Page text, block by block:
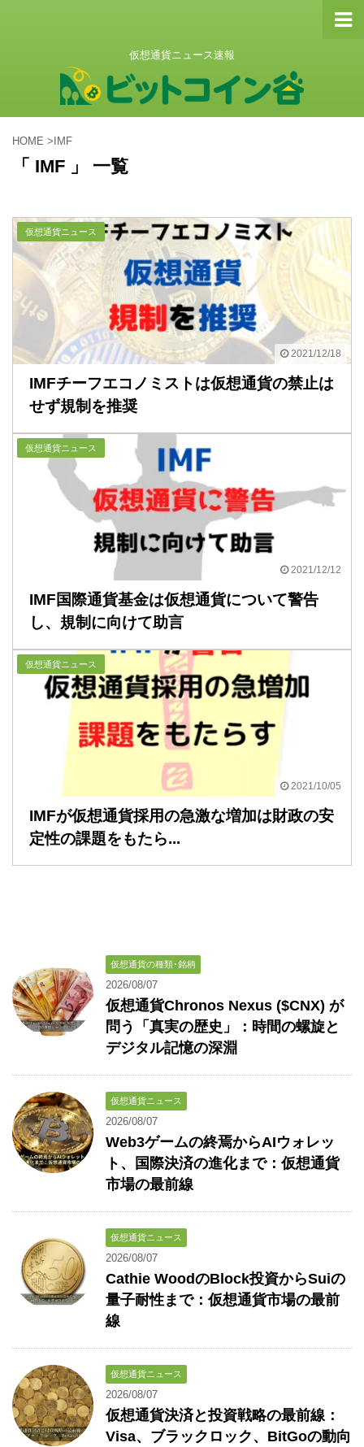
仮想通貨ニュース速報
HOME > IMF
「 IMF 」 一覧
2021/12/18
仮想通貨ニュース
IMFチーフエコノミストは仮想通貨の禁止は
せず規制を推奨
2021/12/12
仮想通貨ニュース
IMF国際通貨基金は仮想通貨について警告
し、規制に向けて助言
2021/10/05
仮想通貨ニュース
IMFが仮想通貨採用の急激な増加は財政の安
定性の課題をもたら...
仮想通貨の種類･銘柄
2026/08/07
仮想通貨Chronos Nexus ($CNX) が
問う「真実の歴史」：時間の螺旋と
デジタル記憶の深淵
仮想通貨ニュース
2026/08/07
Web3ゲームの終焉からAIウォレッ
ト、国際決済の進化まで：仮想通貨
市場の最前線
仮想通貨ニュース
2026/08/07
Cathie WoodのBlock投資からSuiの
量子耐性まで：仮想通貨市場の最前
線
仮想通貨ニュース
2026/08/07
仮想通貨決済と投資戦略の最前線：
Visa、ブラックロック、BitGoの動向